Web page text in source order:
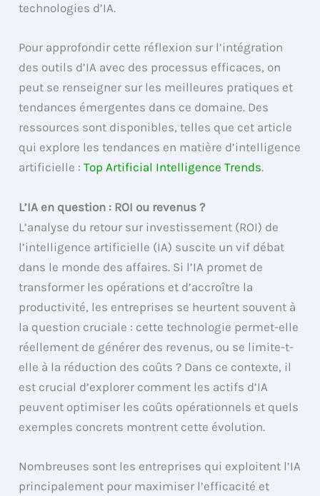
technologies d’IA.
Pour approfondir cette réflexion sur l’intégration
des outils d’IA avec des processus efficaces, on
peut se renseigner sur les meilleures pratiques et
tendances émergentes dans ce domaine. Des
ressources sont disponibles, telles que cet article
qui explore les tendances en matière d’intelligence
artificielle :Top Artificial Intelligence Trends.
L’IA en question : ROI ou revenus ?
L’analyse du retour sur investissement (ROI) de
l’intelligence artificielle (IA) suscite un vif débat
dans le monde des affaires. Si l’IA promet de
transformer les opérations et d’accroître la
productivité, les entreprises se heurtent souvent à
la question cruciale : cette technologie permet-elle
réellement de générer des revenus, ou se limite-t-
elle à la réduction des coûts ? Dans ce contexte, il
est crucial d’explorer comment les actifs d’IA
peuvent optimiser les coûts opérationnels et quels
exemples concrets montrent cette évolution.
Nombreuses sont les entreprises qui exploitent l’IA
principalement pour maximiser l’efficacité et